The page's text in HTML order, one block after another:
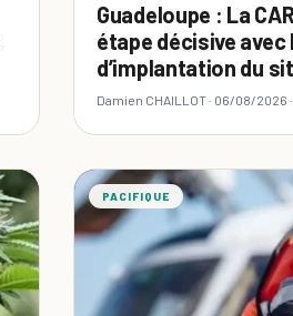
Guadeloupe : La
étape décisive
d’implantation du
Damien CHAILLOT · 06/08/2026
PACIFIQUE